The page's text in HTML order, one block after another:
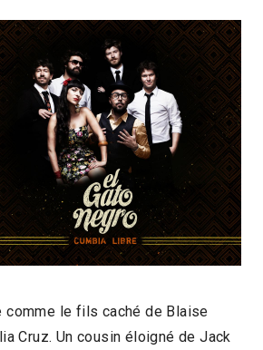
comme le fils caché de Blaise
Cruz. Un cousin éloigné de Jack